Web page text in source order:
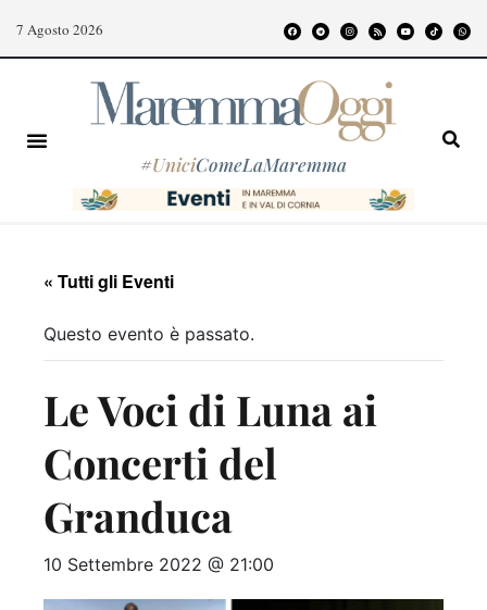
7 Agosto 2026
#UniciComeLaMaremma
« Tutti gli Eventi
Questo evento è passato.
Le Voci di Luna ai
Concerti del
Granduca
10 Settembre 2022 @ 21:00